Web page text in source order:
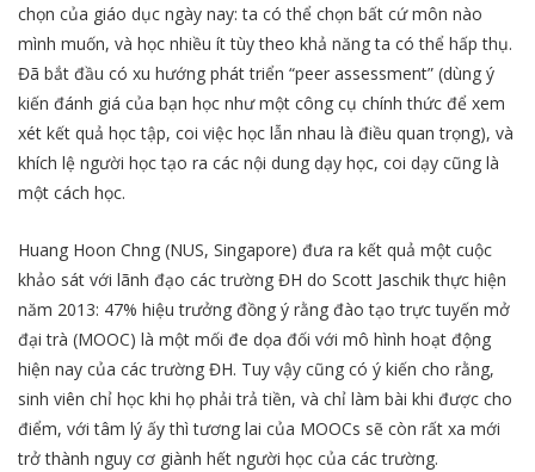
chọn của giáo dục ngày nay: ta có thể chọn bất cứ môn nào
mình muốn, và học nhiều ít tùy theo khả năng ta có thể hấp thụ.
Đã bắt đầu có xu hướng phát triển “peer assessment” (dùng ý
kiến đánh giá của bạn học như một công cụ chính thức để xem
xét kết quả học tập, coi việc học lẫn nhau là điều quan trọng), và
khích lệ người học tạo ra các nội dung dạy học, coi dạy cũng là
một cách học.
Huang Hoon Chng (NUS, Singapore) đưa ra kết quả một cuộc
khảo sát với lãnh đạo các trường ĐH do Scott Jaschik thực hiện
năm 2013: 47% hiệu trưởng đồng ý rằng đào tạo trực tuyến mở
đại trà (MOOC) là một mối đe dọa đối với mô hình hoạt động
hiện nay của các trường ĐH. Tuy vậy cũng có ý kiến cho rằng,
sinh viên chỉ học khi họ phải trả tiền, và chỉ làm bài khi được cho
điểm, với tâm lý ấy thì tương lai của MOOCs sẽ còn rất xa mới
trở thành nguy cơ giành hết người học của các trường.